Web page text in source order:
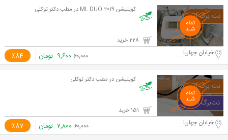
کویتیشن ML DUO 2019 در مطب دکتر توکلی
٪84 خیابان چهارباغ خواجو ۶۰,۰۰۰ ۹,۶۰۰ تومان
کویتیشن در مطب دکتر توکلی
٪87 خیابان چهارباغ خواجو ۶۰,۰۰۰ ۷,۸۰۰ تومان